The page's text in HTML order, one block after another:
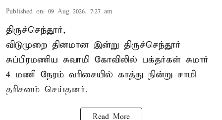
Published on: 09 Aug 2026, 7:27 am
திருச்செந்தூர்,
விடுமுறை தினமான இன்று திருச்செந்தூர்
சுப்பிரமணிய சுவாமி கோவிலில் பக்தர்கள் சுமார்
4 மணி நேரம் வரிசையில் காத்து நின்று சாமி
தரிசனம் செய்தனர்.
Read More